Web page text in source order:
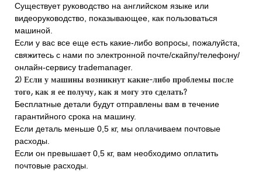
Существует руководство на английском языке или
видеоруководство, показывающее, как пользоваться
машиной.
Если у вас все еще есть какие-либо вопросы, пожалуйста,
свяжитесь с нами по электронной почте/скайпу/телефону/
онлайн-сервису trademanager.
2) Если у машины возникнут какие-либо проблемы после
того, как я ее получу, как я могу это сделать?
Бесплатные детали будут отправлены вам в течение
гарантийного срока на машину.
Если деталь меньше 0,5 кг, мы оплачиваем почтовые
расходы.
Если он превышает 0,5 кг, вам необходимо оплатить
почтовые расходы.